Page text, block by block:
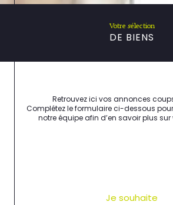
Votre sélection
DE BIENS
Retrouvez ici vos annonces
Complétez le formulaire ci-dessous
notre équipe afin d’en savoir plus sur
Je souhaite